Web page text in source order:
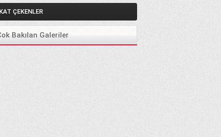
ÇEKENLER
Bakılan Galeriler